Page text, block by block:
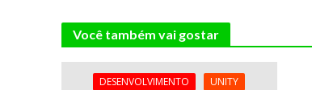
Você também vai gostar
DESENVOLVIMENTO UNITY